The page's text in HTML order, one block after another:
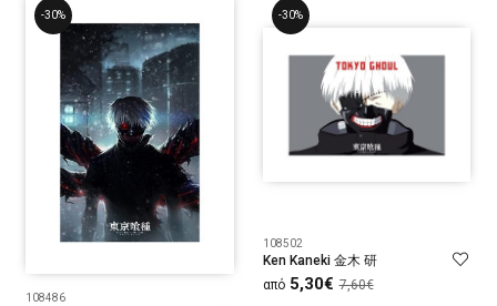
-30%
108486
-30%
108502
Ken Kaneki 金木 研
από 5,30€ 7,60€